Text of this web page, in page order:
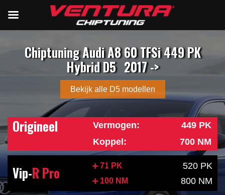
Chiptuning Audi A8 60 TFSi 449 PK
Hybrid D5 2017 ->
Bekijk alle D5 modellen
Origineel Vermogen:
449 PK
Koppel:
700 NM
Vip-R Pro 71 PK 520 PK
100 NM 800 NM